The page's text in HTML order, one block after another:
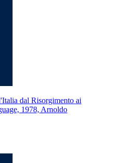
dal Risorgimento ai
1978, Arnoldo